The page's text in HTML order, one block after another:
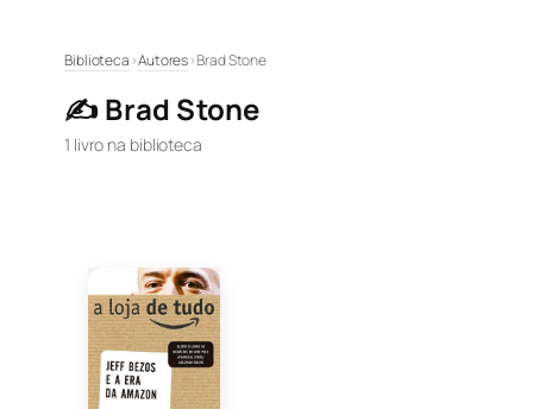
conteúdo
Biblioteca›Autores›Brad Stone
✍️ Brad Stone
1 livro na biblioteca